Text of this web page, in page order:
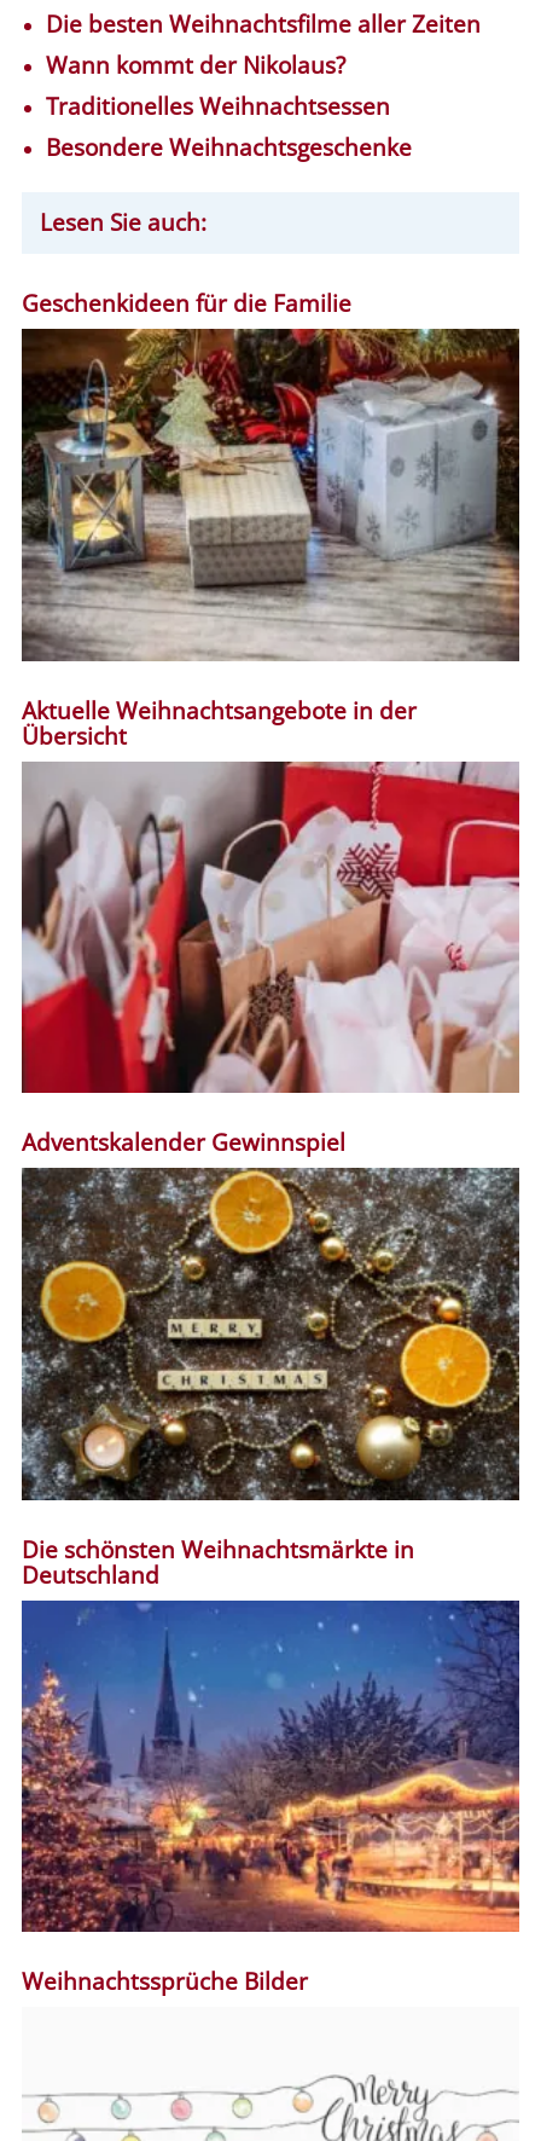
Die besten Weihnachtsfilme aller Zeiten
Wann kommt der Nikolaus?
Traditionelles Weihnachtsessen
Besondere Weihnachtsgeschenke
Lesen Sie auch:
Geschenkideen für die Familie
Aktuelle Weihnachtsangebote in der
Übersicht
Adventskalender Gewinnspiel
Die schönsten Weihnachtsmärkte in
Deutschland
Weihnachtssprüche Bilder